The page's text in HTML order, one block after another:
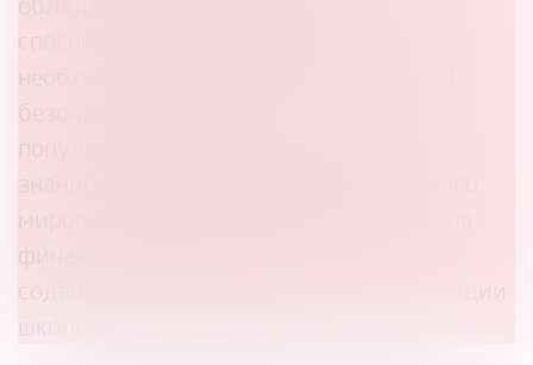
способностями, знаниями и умениями,
необходимыми для сферы финансовой
безопасности;
популяризации и пропаганды научных
знаний, укрепления в обществе научного
мировоззрения в интересах обеспечения
финансовой безопасности;
содействия профессиональной ориентации
школьников и студентов.